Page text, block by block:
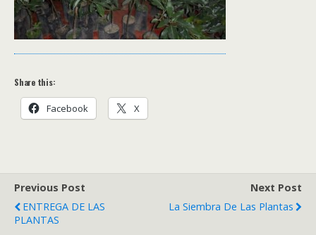
Share this:
Facebook X
Previous Post
ENTREGA DE LAS
PLANTAS
Next Post
La Siembra De Las Plantas